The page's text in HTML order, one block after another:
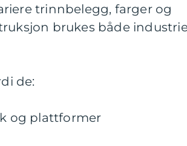
trinnbelegg, farger og
brukes både
de:
og plattformer